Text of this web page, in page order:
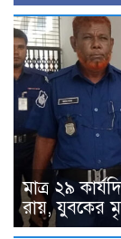
মাত্র ২৯
রায়, যুবকের